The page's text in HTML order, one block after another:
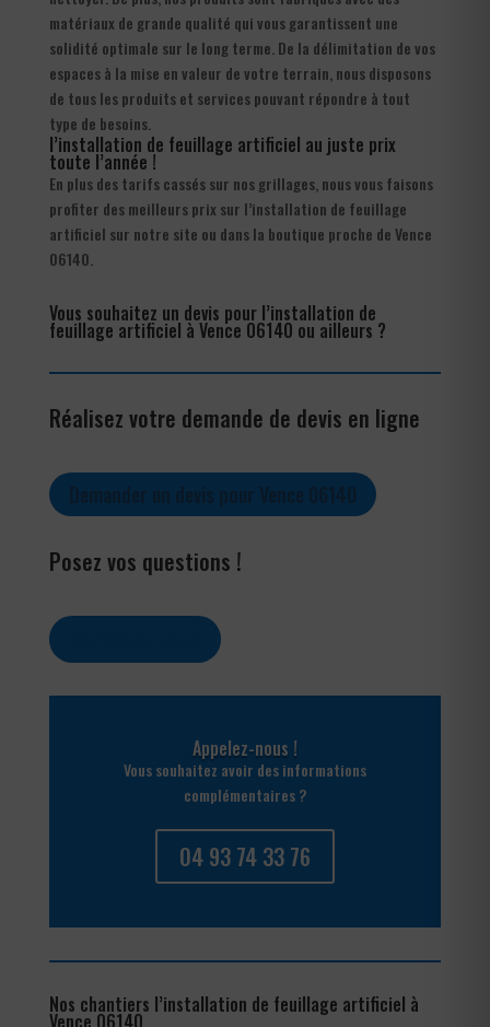
matériaux de grande qualité qui vous garantissent une
solidité optimale sur le long terme. De la délimitation de vos
espaces à la mise en valeur de votre terrain, nous disposons
de tous les produits et services pouvant répondre à tout
type de besoins.
l’installation de feuillage artificiel au juste prix
toute l’année !
En plus des tarifs cassés sur nos grillages, nous vous faisons
profiter des meilleurs prix sur l’installation de feuillage
artificiel sur notre site ou dans la boutique proche de Vence
06140.
Vous souhaitez un devis pour l’installation de
feuillage artificiel à Vence 06140 ou ailleurs ?
Réalisez votre demande de devis en ligne
Posez vos questions !
Appelez-nous !
Vous souhaitez avoir des informations
complémentaires ?
04 93 74 33 76
Nos chantiers l’installation de feuillage artificiel à
Vence 06140